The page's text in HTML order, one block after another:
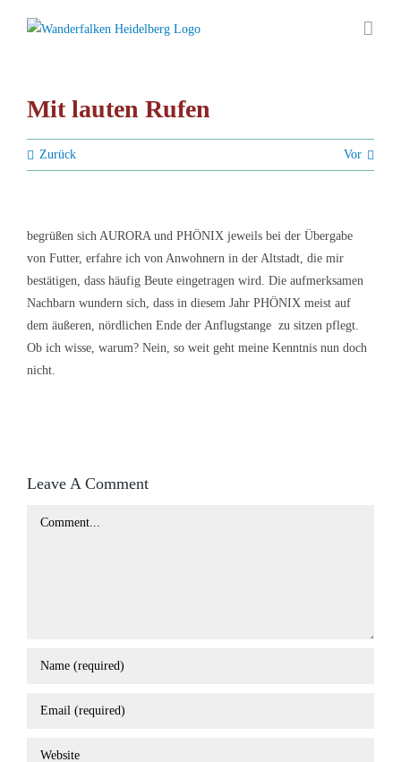
Inhalt
Mit lauten Rufen
Zurück Vor
begrüßen sich AURORA und PHÖNIX jeweils bei der Übergabe
von Futter, erfahre ich von Anwohnern in der Altstadt, die mir
bestätigen, dass häufig Beute eingetragen wird. Die aufmerksamen
Nachbarn wundern sich, dass in diesem Jahr PHÖNIX meist auf
dem äußeren, nördlichen Ende der Anflugstange zu sitzen pflegt.
Ob ich wisse, warum? Nein, so weit geht meine Kenntnis nun doch
nicht.
Leave A Comment
Comment